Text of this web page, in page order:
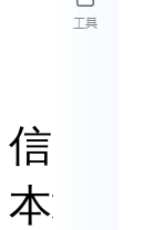
网站地图
信：
本站为